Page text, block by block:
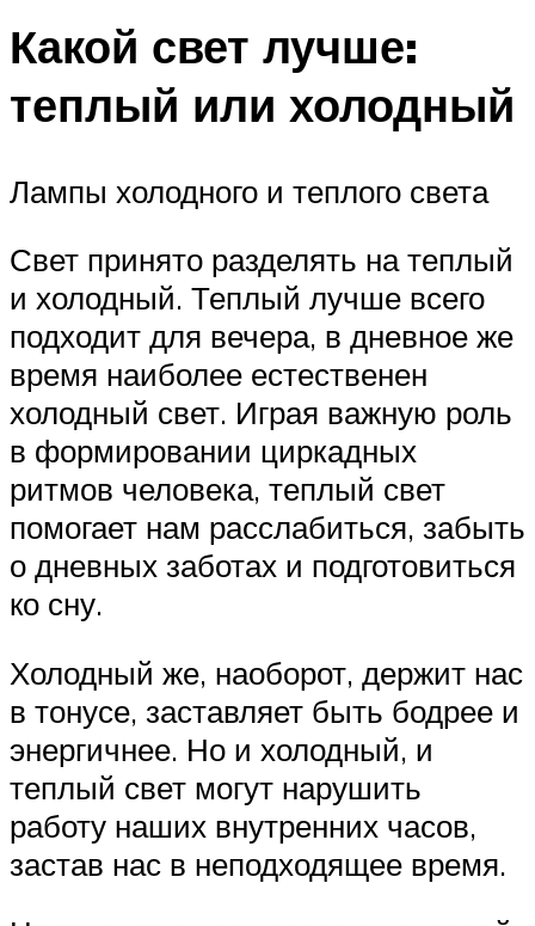
Какой свет лучше:
теплый или холодный
Лампы холодного и теплого света
Свет принято разделять на теплый
и холодный. Теплый лучше всего
подходит для вечера, в дневное же
время наиболее естественен
холодный свет. Играя важную роль
в формировании циркадных
ритмов человека, теплый свет
помогает нам расслабиться, забыть
о дневных заботах и подготовиться
ко сну.
Холодный же, наоборот, держит нас
в тонусе, заставляет быть бодрее и
энергичнее. Но и холодный, и
теплый свет могут нарушить
работу наших внутренних часов,
застав нас в неподходящее время.